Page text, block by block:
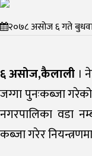
२०७८ असोज ६ गते
६ असोज,कैलाली ।
जग्गा पुनःकब्जा
नगरपालिका वडा
कब्जा गरेर